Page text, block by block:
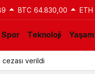
BTC 64.830,00 ETH
Spor Teknoloji Yaşam
cezası verildi